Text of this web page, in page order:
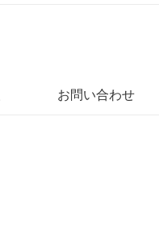
お問い合わせ